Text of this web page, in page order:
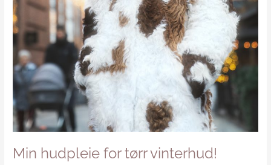
Min hudpleie for tørr vinterhud!